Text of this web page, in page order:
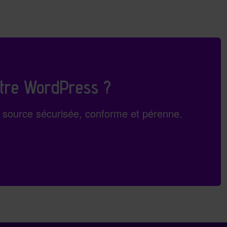
WordPress ?
sécurisée, conforme et pérenne.